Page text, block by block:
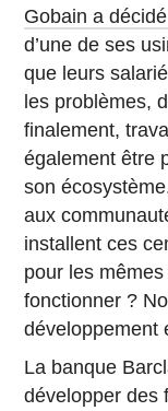
Gobain a
d’une de ses
que leurs
les problèmes,
finalement,
également être
son
aux
installent ces
pour les
fonctionner ?
La banque
développer des